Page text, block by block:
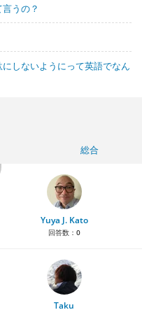
うの？
しないようにって英語でなん
総合
Yuya J. Kato
回答数： 0
Taku